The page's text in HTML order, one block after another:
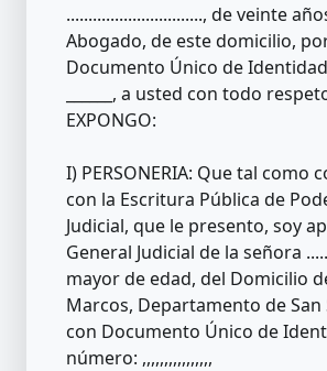
..............................., de veinte
Abogado, de este domicilio,
Documento Único de
______, a usted con todo
EXPONGO:
I) PERSONERIA: Que tal como
con la Escritura Pública de
Judicial, que le presento, soy
General Judicial de la señora
mayor de edad, del Domicilio
Marcos, Departamento de San
con Documento Único de
número: ,,,,,,,,,,,,,,,,